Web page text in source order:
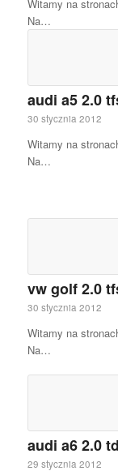
Witamy na
Na…
audi a5 2.0
30 stycznia 2012
Witamy na
Na…
vw golf 2.0
30 stycznia 2012
Witamy na
Na…
audi a6 2.0
29 stycznia 2012